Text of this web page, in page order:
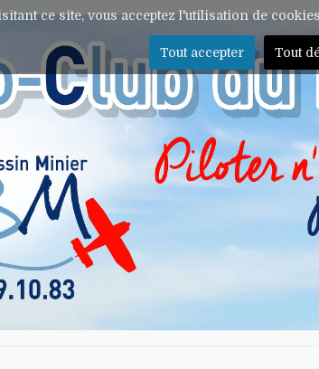
ce site, vous acceptez l'utilisation de
Tout accepter Tout